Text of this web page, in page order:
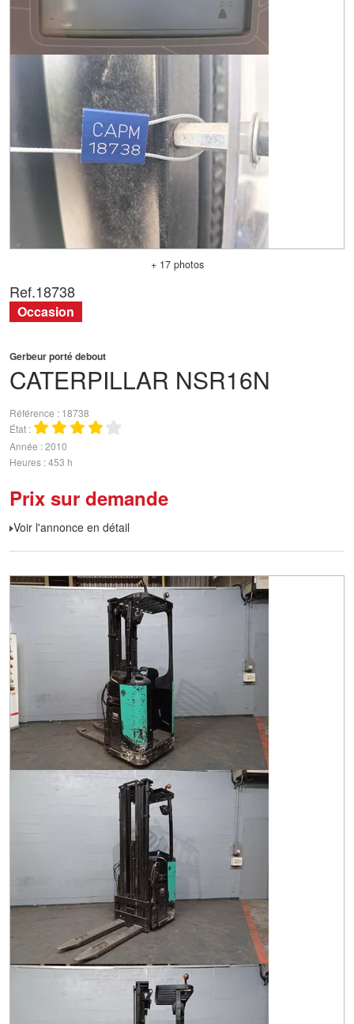
+ 17 photos
CATERPILLAR NSR16N
Gerbeur porté debout
Référence
18738
État
Année 2010
Heures 453 h
Prix sur demande
Voir l'annonce en détail
Ref.18738
Occasion